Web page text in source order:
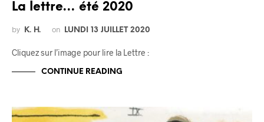
La lettre… été 2020
by K. H. on LUNDI 13 JUILLET 2020
Cliquez sur l’image pour lire la Lettre :
CONTINUE READING